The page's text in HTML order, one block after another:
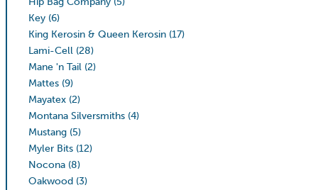
Key (6)
King Kerosin & Queen Kerosin (17)
Lami-Cell (28)
Mane 'n Tail (2)
Mattes (9)
Mayatex (2)
Montana Silversmiths (4)
Mustang (5)
Myler Bits (12)
Nocona (8)
Oakwood (3)